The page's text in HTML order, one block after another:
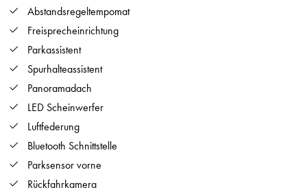
Abstandsregeltempomat
Freisprecheinrichtung
Parkassistent
Spurhalteassistent
Panoramadach
LED Scheinwerfer
Luftfederung
Bluetooth Schnittstelle
Parksensor vorne
Rückfahrkamera